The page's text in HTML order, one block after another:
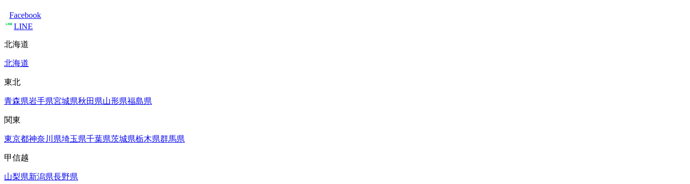
Facebook
LINE
北海道
北海道
東北
青森県岩手県宮城県秋田県山形県福島県
関東
東京都神奈川県埼玉県千葉県茨城県栃木県群馬県
甲信越
山梨県新潟県長野県